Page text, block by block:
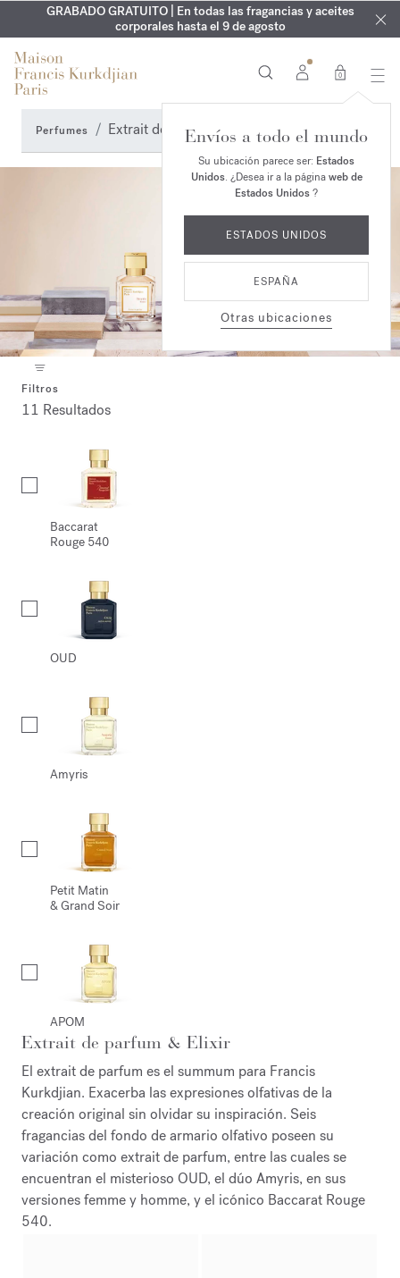
EXCLUSIVO | Descubra la nueva fragancia OUDvelvet mood
en su pedido*
GRABADO GRATUITO | En todas las fragancias y aceites
corporales hasta el 9 de agosto
ARMARIO DE VERANO | Descubra su fragancia de verano
0
Envíos a todo el mundo
Su ubicación parece ser: Estados
Unidos. ¿Desea ir a la páginaweb de
Estados Unidos?
ESTADOS UNIDOS
ESPAÑA
Otras ubicaciones
Perfumes Extrait de parfum & Elixir
Filtros
11 Resultados
Baccarat
Rouge 540
OUD
Amyris
Petit Matin
& Grand Soir
APOM
Extrait de parfum & Elixir
El extrait de parfum es el summum para Francis
Kurkdjian. Exacerba las expresiones olfativas de la
creación original sin olvidar su inspiración. Seis
fragancias del fondo de armario olfativo poseen su
variación como extrait de parfum, entre las cuales se
encuentran el misterioso OUD, el dúo Amyris, en sus
versiones femme y homme, y el icónico Baccarat Rouge
540.